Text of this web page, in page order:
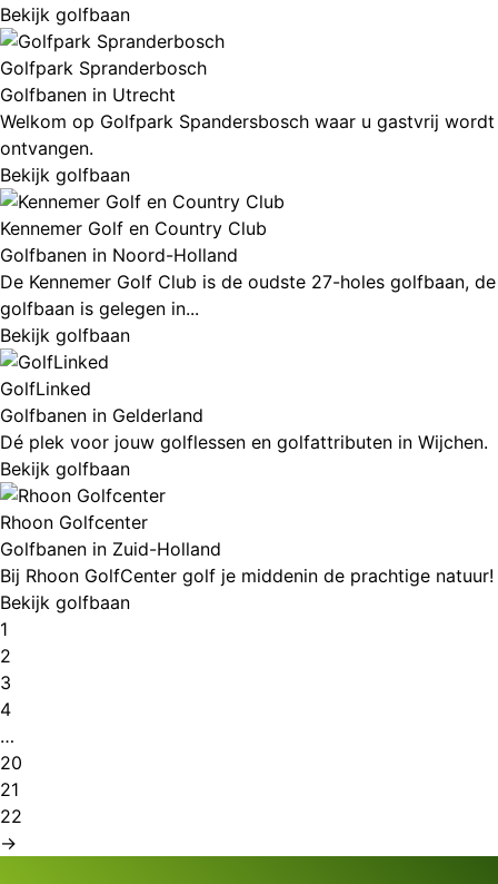
Bekijk golfbaan
Golfpark Spranderbosch
Golfbanen in Utrecht
Welkom op Golfpark Spandersbosch waar u gastvrij wordt
ontvangen.
Bekijk golfbaan
Kennemer Golf en Country Club
Golfbanen in Noord-Holland
De Kennemer Golf Club is de oudste 27-holes golfbaan, de
golfbaan is gelegen in...
Bekijk golfbaan
GolfLinked
Golfbanen in Gelderland
Dé plek voor jouw golflessen en golfattributen in Wijchen.
Bekijk golfbaan
Rhoon Golfcenter
Golfbanen in Zuid-Holland
Bij Rhoon GolfCenter golf je middenin de prachtige natuur!
Bekijk golfbaan
1
2
3
4
…
20
21
22
→